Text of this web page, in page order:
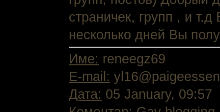
страничек, групп , и
несколько дней Вы
Име: reneegz69
E-mail:
Дата: 05 January, 09:57